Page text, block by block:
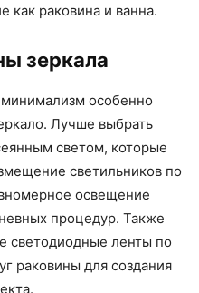
как раковина и ванна.
зеркала
особенно
Лучше выбрать
светом, которые
светильников по
освещение
процедур. Также
светодиодные ленты по
раковины для создания